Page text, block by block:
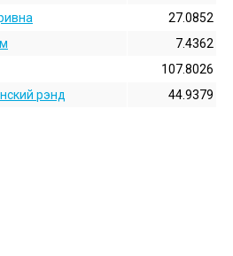
27.0852
7.4362
107.8026
рэнд 44.9379